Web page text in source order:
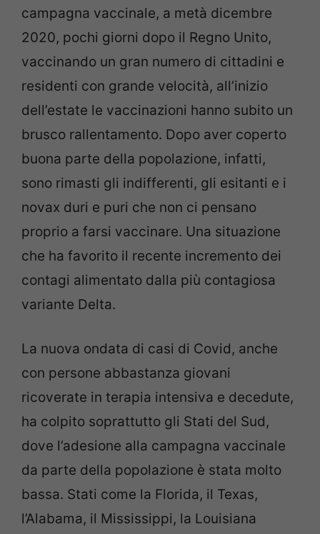
campagna vaccinale, a metà dicembre
2020, pochi giorni dopo il Regno Unito,
vaccinando un gran numero di cittadini e
residenti con grande velocità, all’inizio
dell’estate le vaccinazioni hanno subito un
brusco rallentamento. Dopo aver coperto
buona parte della popolazione, infatti,
sono rimasti gli indifferenti, gli esitanti e i
novax duri e puri che non ci pensano
proprio a farsi vaccinare. Una situazione
che ha favorito il recente incremento dei
contagi alimentato dalla più contagiosa
variante Delta.
La nuova ondata di casi di Covid, anche
con persone abbastanza giovani
ricoverate in terapia intensiva e decedute,
ha colpito soprattutto gli Stati del Sud,
dove l’adesione alla campagna vaccinale
da parte della popolazione è stata molto
bassa. Stati come la Florida, il Texas,
l’Alabama, il Mississippi, la Louisiana